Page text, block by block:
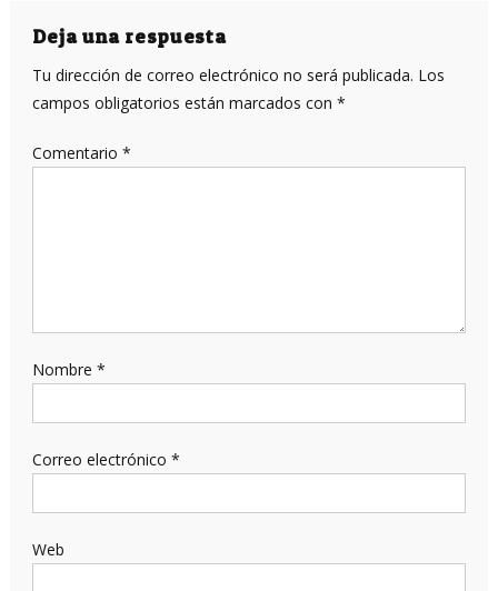
entradas
Deja una respuesta
Tu dirección de correo electrónico no será publicada. Los
campos obligatorios están marcados con *
Comentario *
Nombre *
Correo electrónico *
Web